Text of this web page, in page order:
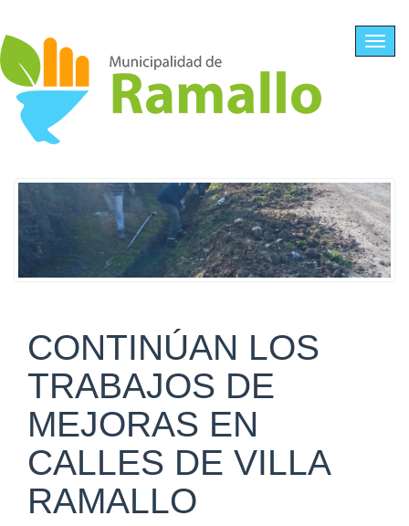
CONTINÚAN LOS
TRABAJOS DE
MEJORAS EN
CALLES DE VILLA
RAMALLO